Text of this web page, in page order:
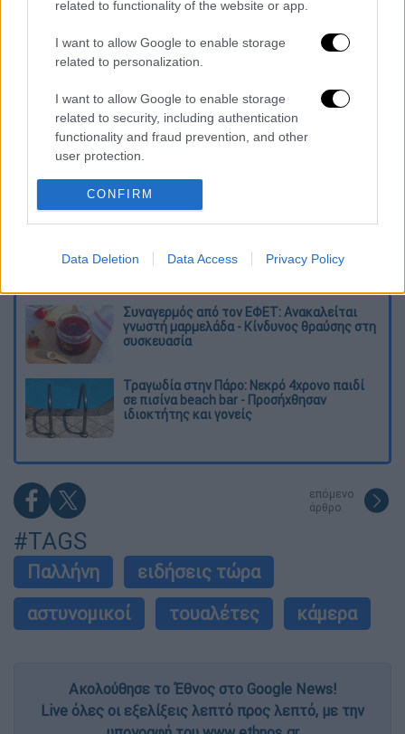
related to functionality of the website or app.
I want to allow Google to enable storage
related to personalization.
I want to allow Google to enable storage
related to security, including authentication
functionality and fraud prevention, and other
user protection.
CONFIRM
Data Deletion Data Access Privacy Policy
με περιοριστικούς όρους: εμφάνιση δύο
φορές τον μήνα στο αστυνομικό τμήμα της
περιοχής του, απαγόρευση εξόδου από τη
χώρα και καταβολή εγγύησης 5.000 ευρώ.
Διαβάστε ακόμη
Θρήνος για τον Λιονέλ Μέσι: Πέθανε στα 68
του χρόνια ο πατέρας του, Χόρχε
μεγάλη επιχείρηση διάσωσης - 254 πολίτες
απομακρύνθηκαν διά θαλάσσης
Συναγερμός από τον ΕΦΕΤ: Ανακαλείται
γνωστή μαρμελάδα - Κίνδυνος θραύσης στη
συσκευασία
Τραγωδία στην Πάρο: Νεκρό 4χρονο παιδί
σε πισίνα beach bar - Προσήχθησαν
ιδιοκτήτης και γονείς
επόμενο
άρθρο
#TAGS
Παλλήνη
ειδήσεις τώρα
αστυνομικοί
τουαλέτες κάμερα
Ακολούθησε το Έθνος στο Google News!
Live όλες οι εξελίξεις λεπτό προς λεπτό, με την